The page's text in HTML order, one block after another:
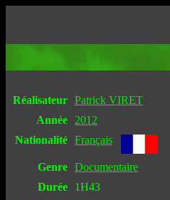
Réalisateur Patrick VIRET
Année
2012
Nationalité Français
Genre Documentaire
Durée
1H43